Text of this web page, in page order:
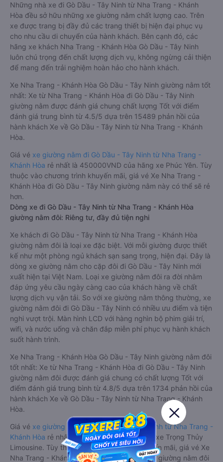
Những nhà xe đi Gò Dầu - Tây Ninh từ Nha Trang - Khánh
Hòa đều sở hữu những xe giường nằm chất lượng cao. Trên
xe được trang bị đầy đủ các trang thiết bị hiện đại phục vụ
cho nhu cầu di chuyển của hành khách. Bên cạnh đó, các
hãng xe khách Nha Trang - Khánh Hòa Gò Dầu - Tây Ninh
luôn chú trọng đến chất lượng dịch vụ, không ngừng cải thiện
để mang đến trải nghiệm hoàn hảo cho hành khách.
Xe Nha Trang - Khánh Hòa Gò Dầu - Tây Ninh giường nằm tốt
nhất: Xe từ Nha Trang - Khánh Hòa đi Gò Dầu - Tây Ninh
giường nằm được đánh giá chung chất lượng Tốt với điểm
đánh giá trung bình từ 4.5/5 dựa trên 15489 phản hồi của
hành khách Xe về Gò Dầu - Tây Ninh từ Nha Trang - Khánh
Hòa.
Giá vé xe giường nằm đi Gò Dầu - Tây Ninh từ Nha Trang -
Khánh Hòa rẻ nhất là 450000VND của hãng xe Phúc Yên. Tùy
thuộc vào chương trình khuyến mãi, giá vé Xe Nha Trang -
Khánh Hòa đi Gò Dầu - Tây Ninh giường nằm này có thể sẽ rẻ
hơn.
Dòng xe đi Gò Dầu - Tây Ninh từ Nha Trang - Khánh Hòa
giường nằm đôi: Riêng tư, đầy đủ tiện nghi
Xe khách đi Gò Dầu - Tây Ninh từ Nha Trang - Khánh Hòa
giường nằm đôi là loại xe đặc biệt. Với mỗi giường được thiết
kế như một phòng ngủ khách sạn sang trọng, hiện đại. Đây là
dòng xe giường nằm cho cặp đôi đi Gò Dầu - Tây Ninh mới
xuất hiện tại Việt Nam. Loại xe giường nằm đôi ra đời nhằm
đáp ứng yêu cầu ngày càng cao của khách hàng về chất
lượng dịch vụ vận tải. So với xe giường nằm thông thường, xe
giường nằm đôi đi Gò Dầu - Tây Ninh có nhiều ưu điểm và tiện
nghi vượt trội. Màn hình LCD với hàng nghìn bộ phim giải trí,
wifi, và nước uống và chăn đắp miễn phí phục vụ hành khách
suốt hành trình.
Xe Nha Trang - Khánh Hòa Gò Dầu - Tây Ninh giường nằm đôi
tốt nhất: Xe từ Nha Trang - Khánh Hòa đi Gò Dầu - Tây Ninh
giường nằm đôi được đánh giá chung có chất lượng Tốt với
điểm đánh giá trung bình từ 4.8/5 dựa trên 1734 phản hồi của
hành khách Xe về Gò Dầu - Tây Ninh từ Nha Trang - Khánh
Hòa.
Giá vé xe giường nằm đôi đi Gò Dầu - Tây Ninh từ Nha Trang -
Khánh Hòa rẻ nhất là 690000VND của hãng xe Trọng Thủy
Limousine. Tùy thuộc vào chương trình khuyến mãi, giá vé Xe
Nha Trang - Khánh Hòa đi Gò Dầu - Tây Ninh giường nằm đôi